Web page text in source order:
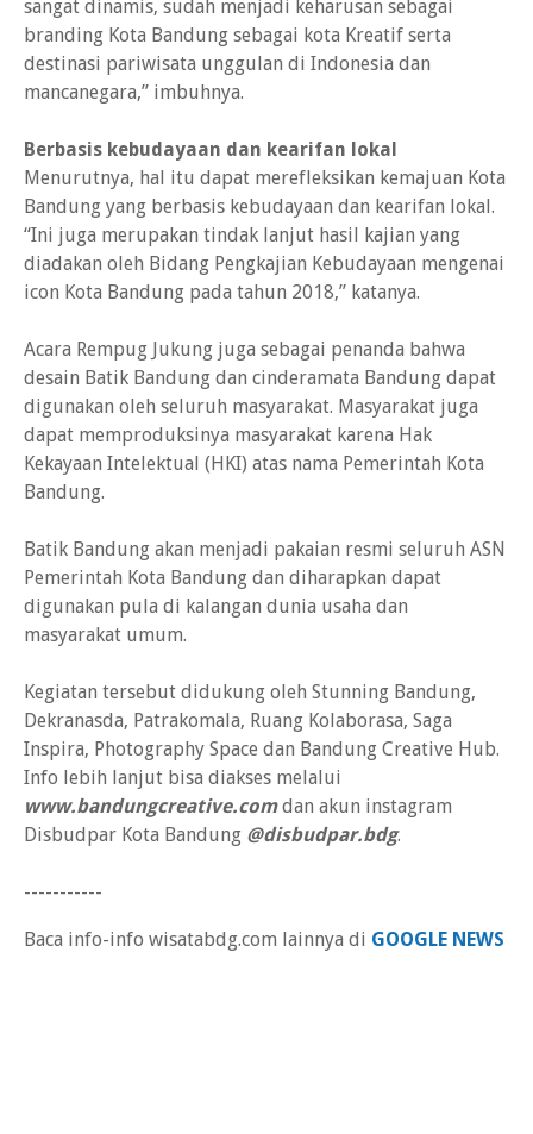
sangat dinamis, sudah menjadi keharusan sebagai
branding Kota Bandung sebagai kota Kreatif serta
destinasi pariwisata unggulan di Indonesia dan
mancanegara,” imbuhnya.
Berbasis kebudayaan dan kearifan lokal
Menurutnya, hal itu dapat merefleksikan kemajuan Kota
Bandung yang berbasis kebudayaan dan kearifan lokal.
“Ini juga merupakan tindak lanjut hasil kajian yang
diadakan oleh Bidang Pengkajian Kebudayaan mengenai
icon Kota Bandung pada tahun 2018,” katanya.
Acara Rempug Jukung juga sebagai penanda bahwa
desain Batik Bandung dan cinderamata Bandung dapat
digunakan oleh seluruh masyarakat. Masyarakat juga
dapat memproduksinya masyarakat karena Hak
Kekayaan Intelektual (HKI) atas nama Pemerintah Kota
Bandung.
Batik Bandung akan menjadi pakaian resmi seluruh ASN
Pemerintah Kota Bandung dan diharapkan dapat
digunakan pula di kalangan dunia usaha dan
masyarakat umum.
Kegiatan tersebut didukung oleh Stunning Bandung,
Dekranasda, Patrakomala, Ruang Kolaborasa, Saga
Inspira, Photography Space dan Bandung Creative Hub.
Info lebih lanjut bisa diakses melalui
www.bandungcreative.comdan akun instagram
Disbudpar Kota Bandung @disbudpar.bdg.
-----------
Baca info-info wisatabdg.com lainnya di GOOGLE NEWS